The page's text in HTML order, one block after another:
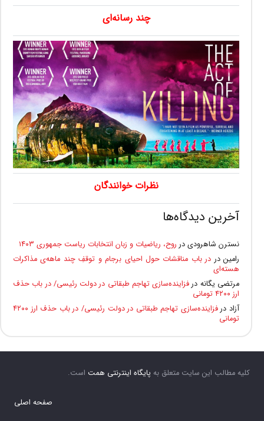
چند رسانه‌ای
نظرات خوانندگان
آخرین دیدگاه‌ها
نسترن شاهرودی در روح، ریاضیات و زبان انتخابات ریاست جمهوری ۱۴۰۳
رامیندر در باب مناقشات حول احیای برجام و توقفِ چند ماهه‌ی مذاکرات
هسته‌ای
مرتضی یگانه درفزاینده‌سازی تهاجم طبقاتی در دولت رئیسی/ در باب حذف
ارز ۴۲۰۰ تومانی
آزاددر
فزاینده‌سازی تهاجم طبقاتی در دولت رئیسی/ در باب حذف ارز ۴۲۰۰
تومانی
کلیه مطالب این سایت متعلق به پایگاه اینترنتی همت است.
صفحه اصلی